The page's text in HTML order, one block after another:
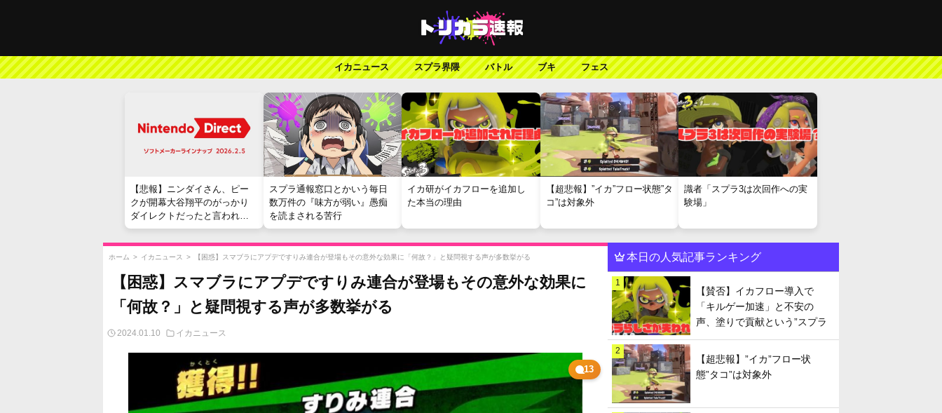
イカニュース スプラ界隈 バトル ブキ フェス
【悲報】ニンダイさん、ピー
クが開幕大谷翔平のがっかり
ダイレクトだったと言われて
しまう
スプラ通報窓口とかいう毎日
数万件の『味方が弱い』愚痴
を読まされる苦行
イカ研がイカフローを追加し
た本当の理由
【超悲報】”イカ”フロー状態”タ
コ”は対象外
識者「スプラ3は次回作への実
験場」
ホーム > イカニュース > 【困惑】スマブラにアプデですりみ連合が登場もその意外な効果に「何故？」と疑問視する声が多数挙がる
【困惑】スマブラにアプデですりみ連合が登場もその意外な効果に
「何故？」と疑問視する声が多数挙がる
2024.01.10 イカニュース
13
本日の人気記事ランキング
1
【賛否】イカフロー導入で
「キルゲー加速」と不安の
声、塗りで貢献という”スプラ
らしさ”は失われてしまうのか
2
【超悲報】”イカ”フロー状
態”タコ”は対象外